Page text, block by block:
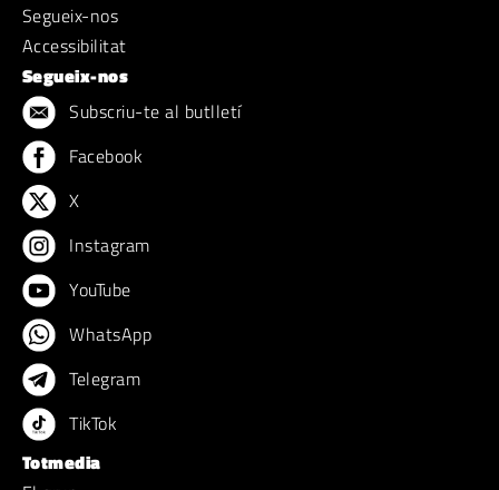
Segueix-nos
Accessibilitat
Segueix-nos
Subscriu-te al butlletí
Facebook
X
Instagram
YouTube
WhatsApp
Telegram
TikTok
Totmedia